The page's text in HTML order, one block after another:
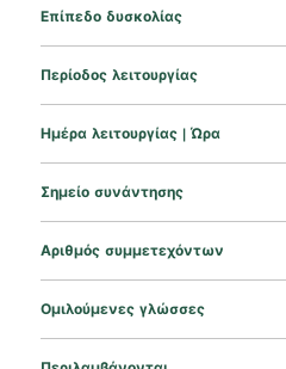
Επίπεδο δυσκολίας
Περίοδος λειτουργίας
Ημέρα λειτουργίας | Ώρα
Σημείο συνάντησης
Αριθμός συμμετεχόντων
Ομιλούμενες γλώσσες